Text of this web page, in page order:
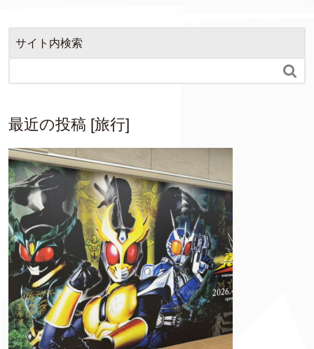
サイト内検索

最近の投稿 [旅行]